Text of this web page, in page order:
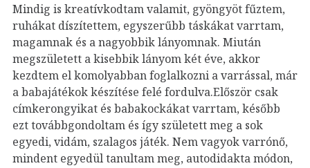
Mindig is kreatívkodtam valamit, gyöngyöt fűztem,
ruhákat díszítettem, egyszerűbb táskákat varrtam,
magamnak és a nagyobbik lányomnak. Miután
megszületett a kisebbik lányom két éve, akkor
kezdtem el komolyabban foglalkozni a varrással, már
a babajátékok készítése felé fordulva.Először csak
címkerongyikat és babakockákat varrtam, később
ezt továbbgondoltam és így született meg a sok
egyedi, vidám, szalagos játék. Nem vagyok varrónő,
mindent egyedül tanultam meg, autodidakta módon,